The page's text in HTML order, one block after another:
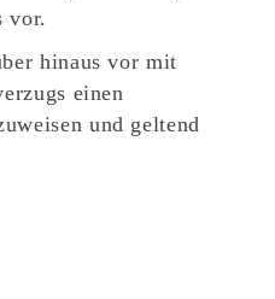
vor.
hinaus vor mit
einen
und geltend